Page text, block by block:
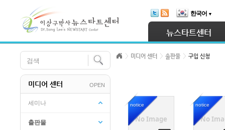
한국어 ▼
뉴스타트센터
미디어 센터 OPEN
세미나
출판물
미디어 센터 출판물 구입 신청
No Image
notice
No
notice
Sketchbook5, 스케치북5
Sketchbook5, 스케치북5